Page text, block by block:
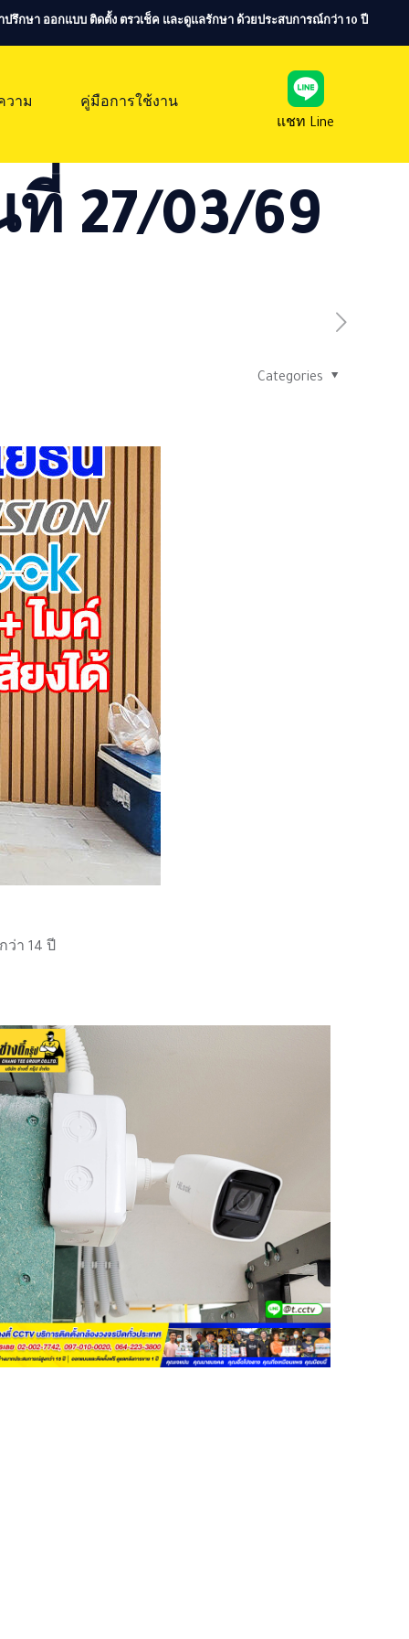
ปรึกษา ออกแบบ ติดตั้ง ตรวเช็ค และดูแลรักษา ด้วยประสบการณ์กว่า 10 ปี
วาม
คู่มือการใช้งาน
แชท Line
27/03/69
Categories
า 14 ปี